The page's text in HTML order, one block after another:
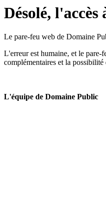
Désolé, l'accès
Le pare-feu web de Domaine
L'erreur est humaine, et le pare-
complémentaires et la
L'équipe de Domaine Public